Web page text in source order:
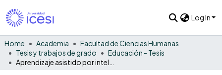
Log In
Home Academia
Facultad de Ciencias Humanas
Tesis y trabajos de grado
Educación - Tesis